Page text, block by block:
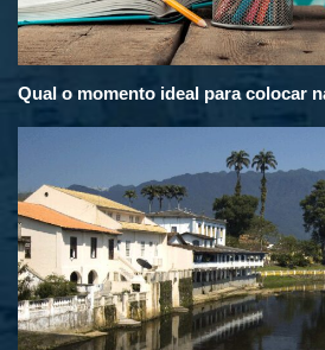
Qual o momento ideal para colocar